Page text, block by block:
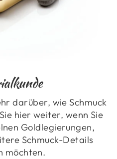
darüber, wie Schmuck
hier weiter, wenn Sie
Goldlegierungen,
Schmuck-Details
möchten.